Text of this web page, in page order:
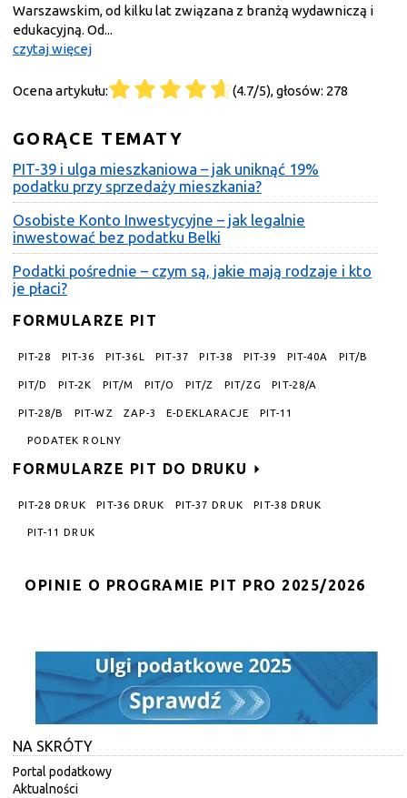
Warszawskim, od kilku lat związana z branżą wydawniczą i
edukacyjną. Od...
czytaj więcej
Ocena artykułu: (4.7/5), głosów: 278
GORĄCE TEMATY
PIT-39 i ulga mieszkaniowa – jak uniknąć 19%
podatku przy sprzedaży mieszkania?
Osobiste Konto Inwestycyjne – jak legalnie
inwestować bez podatku Belki
Podatki pośrednie – czym są, jakie mają rodzaje i kto
je płaci?
FORMULARZE PIT
PIT-28 PIT-36 PIT-36L PIT-37 PIT-38 PIT-39 PIT-40A PIT/B
PIT/D PIT-2K PIT/M PIT/O PIT/Z PIT/ZG PIT-28/A
PIT-28/B PIT-WZ ZAP-3 E-DEKLARACJE PIT-11
PODATEK ROLNY
FORMULARZE PIT DO DRUKU
PIT-28 DRUK PIT-36 DRUK PIT-37 DRUK PIT-38 DRUK
PIT-11 DRUK
OPINIE O PROGRAMIE PIT PRO 2025/2026
NA SKRÓTY
Portal podatkowy
Aktualności